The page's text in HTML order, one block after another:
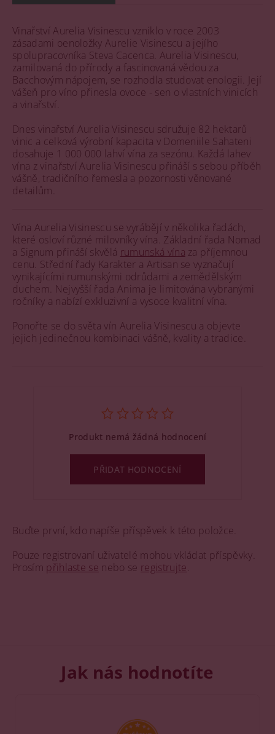
Vinařství Aurelia Visinescu vzniklo v roce 2003
zásadami oenoložky Aurelie Visinescu a jejího
spolupracovníka Steva Cacenca. Aurelia Visinescu,
zamilovaná do přírody a fascinovaná vědou za
Bacchovým nápojem, se rozhodla studovat enologii. Její
vášeň pro víno přinesla ovoce - sen o vlastních vinicích
a vinařství.
Dnes vinařství Aurelia Visinescu sdružuje 82 hektarů
vinic a celková výrobní kapacita v Domeniile Sahateni
dosahuje 1 000 000 lahví vína za sezónu. Každá lahev
vína z vinařství Aurelia Visinescu přináší s sebou příběh
vášně, tradičního řemesla a pozornosti věnované
detailům.
Vína Aurelia Visinescu se vyrábějí v několika řadách,
které osloví různé milovníky vína. Základní řada Nomad
a Signum přináší skvělá rumunská vína za příjemnou
cenu. Střední řady Karakter a Artisan se vyznačují
vynikajícími rumunskými odrůdami a zemědělským
duchem. Nejvyšší řada Anima je limitována vybranými
ročníky a nabízí exkluzivní a vysoce kvalitní vína.
Ponořte se do světa vín Aurelia Visinescu a objevte
jejich jedinečnou kombinaci vášně, kvality a tradice.
Buďte první, kdo napíše příspěvek k této položce.
Pouze registrovaní uživatelé mohou vkládat příspěvky.
Prosím přihlaste se nebo se registrujte
Produkt nemá žádná hodnocení
PŘIDAT HODNOCENÍ
Jak nás hodnotíte